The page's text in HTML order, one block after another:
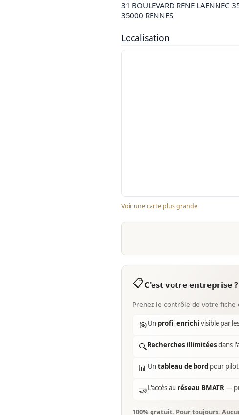
31 BOULEVARD RENE LAENNEC
35000 RENNES
Localisation
Voir une carte plus grande
📋C'est votre entreprise ?
Prenez le contrôle de votre
🎯Un profil enrichi visible par
🔍Recherches illimitées dans
📊Untableau de bord pour
🤝L'accès au réseau BMATR—
100% gratuit. Pour toujours.